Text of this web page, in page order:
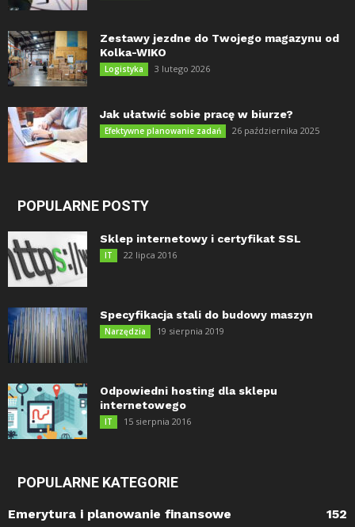
Zestawy jezdne do Twojego magazynu od
Kolka-WIKO
Logistyka 3 lutego 2026
Jak ułatwić sobie pracę w biurze?
Efektywne planowanie zadań 26 października 2025
POPULARNE POSTY
Sklep internetowy i certyfikat SSL
IT 22 lipca 2016
Specyfikacja stali do budowy maszyn
Narzędzia 19 sierpnia 2019
Odpowiedni hosting dla sklepu
internetowego
IT 15 sierpnia 2016
POPULARNE KATEGORIE
Emerytura i planowanie finansowe
152